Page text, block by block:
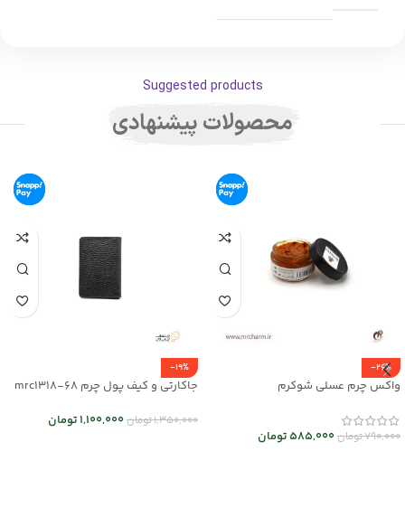
Suggested products
محصولات پیشنهادی
-26%
واکس چرم عسلی شوکرم
790,000تومان585,000تومان
-19%
جاکارتی و کیف پول چرم mrc1318-68
1,350,000تومان1,100,000تومان